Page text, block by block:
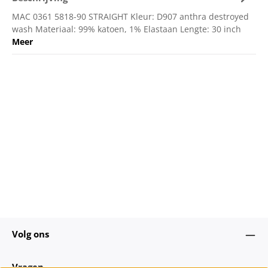
MAC 0361 5818-90 STRAIGHT Kleur: D907 anthra destroyed
wash Materiaal: 99% katoen, 1% Elastaan Lengte: 30 inch
Meer
Volg ons